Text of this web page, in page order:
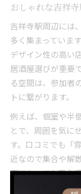
おしゃれな吉祥
吉祥寺駅周辺には
多く集まっていま
デザイン性の高い
居酒屋選びが重要
る空間は、参加者
トに繋がります。
例えば、個室や半
とで、周囲を気に
す。口コミでも「
近なので集合や解
事にとっても安心
は予約が集中しや